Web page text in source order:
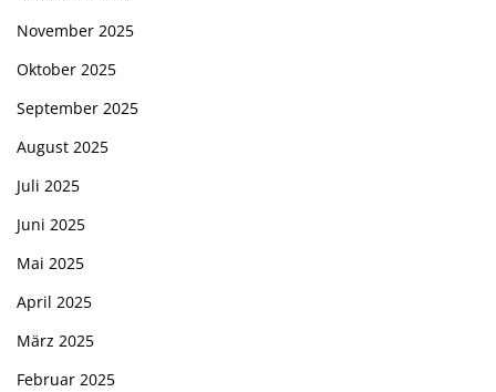
November 2025
Oktober 2025
September 2025
August 2025
Juli 2025
Juni 2025
Mai 2025
April 2025
März 2025
Februar 2025